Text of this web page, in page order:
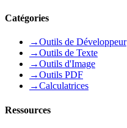
Catégories
→Outils de Développeur
→Outils de Texte
→Outils d'Image
→Outils PDF
→Calculatrices
Ressources